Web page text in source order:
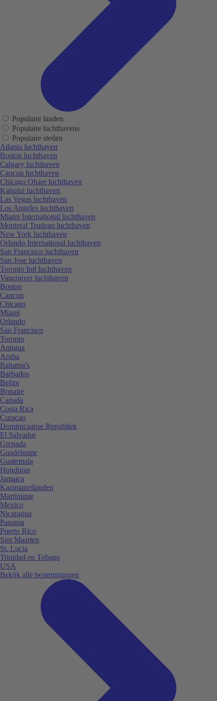
Populaire landen
Populaire luchthavens
Populaire steden
Atlanta luchthaven
Boston luchthaven
Calgary luchthaven
Cancun luchthaven
Chicago Ohare luchthaven
Kahului luchthaven
Las Vegas luchthaven
Los Angeles luchthaven
Miami International luchthaven
Montreal Trudeau luchthaven
New York luchthaven
Orlando International luchthaven
San Francisco luchthaven
San Jose luchthaven
Toronto Intl luchthaven
Vancouver luchthaven
Boston
Cancun
Chicago
Miami
Orlando
San Francisco
Toronto
Antigua
Aruba
Bahama's
Barbados
Belize
Bonaire
Canada
Costa Rica
Curaçao
Dominicaanse Republiek
El Salvador
Grenada
Guadeloupe
Guatemala
Honduras
Jamaica
Kaaimaneilanden
Martinique
Mexico
Nicaragua
Panama
Puerto Rico
Sint Maarten
St. Lucia
Trinidad en Tobago
USA
Bekijk alle bestemmingen